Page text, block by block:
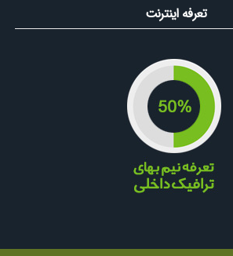
تعرفه اینترنت